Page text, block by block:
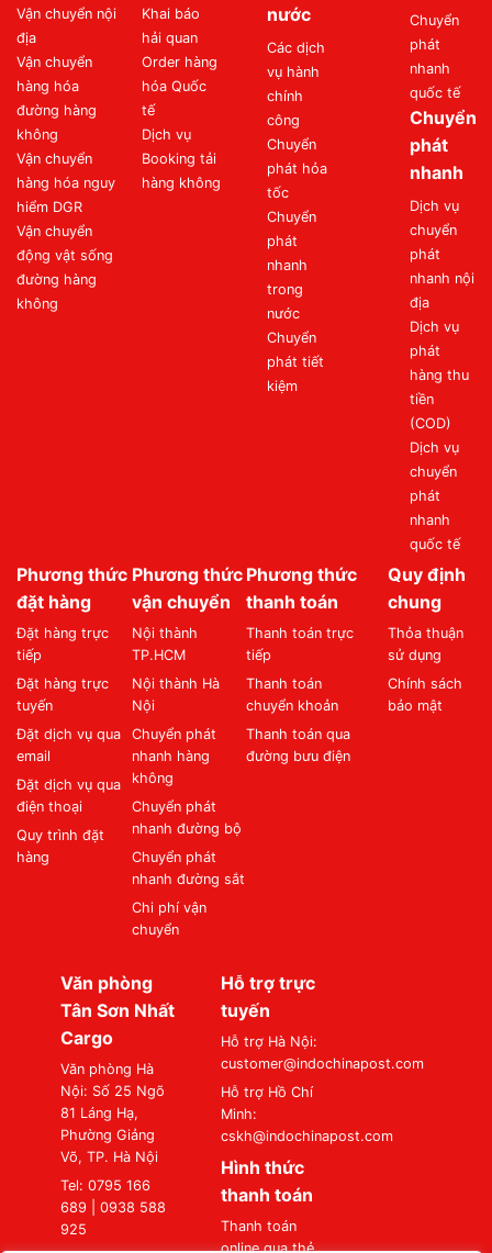
Vận chuyển nội
địa
Vận chuyển
hàng hóa
đường hàng
không
Vận chuyển
hàng hóa nguy
hiểm DGR
Vận chuyển
động vật sống
đường hàng
không
Khai báo
hải quan
Order hàng
hóa Quốc
tế
Dịch vụ
Booking tải
hàng không
nước
Các dịch
vụ hành
chính
công
Chuyển
phát hỏa
tốc
Chuyển
phát
nhanh
trong
nước
Chuyển
phát tiết
kiệm
Chuyển
phát
nhanh
quốc tế
Chuyển
phát
nhanh
Dịch vụ
chuyển
phát
nhanh nội
địa
Dịch vụ
phát
hàng thu
tiền
(COD)
Dịch vụ
chuyển
phát
nhanh
quốc tế
Phương thức
đặt hàng
Đặt hàng trực
tiếp
Đặt hàng trực
tuyến
Đặt dịch vụ qua
email
Đặt dịch vụ qua
điện thoại
Quy trình đặt
hàng
Phương thức
vận chuyển
Nội thành
TP.HCM
Nội thành Hà
Nội
Chuyển phát
nhanh hàng
không
Chuyển phát
nhanh đường bộ
Chuyển phát
nhanh đường sắt
Chi phí vận
chuyển
Phương thức
thanh toán
Thanh toán trực
tiếp
Thanh toán
chuyển khoản
Thanh toán qua
đường bưu điện
Quy định
chung
Thỏa thuận
sử dụng
Chính sách
bảo mật
Văn phòng
Tân Sơn Nhất
Cargo
Văn phòng Hà
Nội: Số 25 Ngõ
81 Láng Hạ,
Phường Giảng
Võ, TP. Hà Nội
Tel: 0795 166
689 | 0938 588
925
Hỗ trợ trực
tuyến
Hỗ trợ Hà Nội:
customer@indochinapost.com
Hỗ trợ Hồ Chí
Minh:
cskh@indochinapost.com
Hình thức
thanh toán
Thanh toán
online qua thẻ